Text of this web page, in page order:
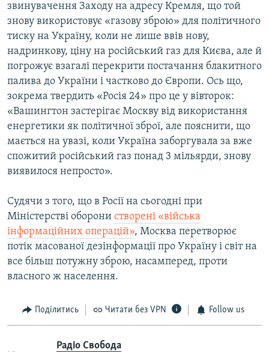
звинувачення Заходу на адресу Кремля, що той
знову використовує «газову зброю» для політичного
тиску на Україну, коли не лише ввів нову,
надринкову, ціну на російський газ для Києва, але й
погрожує взагалі перекрити постачання блакитного
палива до України і частково до Європи. Ось що,
зокрема твердить «Росія 24» про це у вівторок:
«Вашингтон застерігає Москву від використання
енергетики як політичної зброї, але пояснити, що
мається на увазі, коли Україна заборгувала за вже
спожитий російський газ понад 3 мільярди, знову
виявилося непросто».
Судячи з того, що в Росії на сьогодні при
Міністерстві оборони створені «війська
інформаційних операцій», Москва перетворює
потік масованої дезінформації про Україну і світ на
все більш потужну зброю, насамперед, проти
власного ж населення.
Поділитись Читати без VPN Follow us
Радіо Свобода